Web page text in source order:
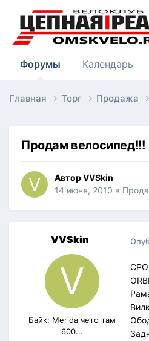
Форумы Календарь
Главная Торг Продажа
Продам велосипед!!!
АвторVVSkin
14 июня, 2010 в
VVSkin
Байк: Merida чето там
600...